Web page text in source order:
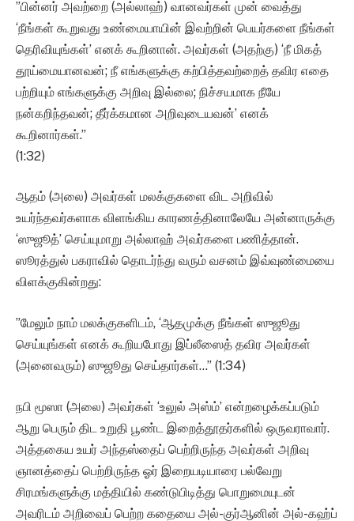
”பின்னர் அவற்றை (அல்லாஹ்) வானவர்கள் முன் வைத்து
‘நீங்கள் கூறுவது உண்மையாயின் இவற்றின் பெயர்களை நீங்கள்
தெரிவியுங்கள்’ எனக் கூறினான். அவர்கள் (அதற்கு) ‘நீ மிகத்
தூய்மையானவன்; நீ எங்களுக்கு கற்பித்தவற்றைத் தவிர எதை
பற்றியும் எங்களுக்கு அறிவு இல்லை; நிச்சயமாக நீயே
நன்கறிந்தவன்; தீர்க்கமான அறிவுடையவன்’ எனக்
கூறினார்கள்.”
(1:32)
ஆதம் (அலை) அவர்கள் மலக்குகளை விட அறிவில்
உயர்ந்தவர்களாக விளங்கிய காரணத்தினாலேயே அன்னாருக்கு
‘ஸுஜூத்’ செய்யுமாறு அல்லாஹ் அவர்களை பணித்தான்.
ஸூரத்துல் பகராவில் தொடர்ந்து வரும் வசனம் இவ்வுண்மையை
விளக்குகின்றது:
”மேலும் நாம் மலக்குகளிடம், ‘ஆதமுக்கு நீங்கள் ஸுஜூது
செய்யுங்கள் எனக் கூறியபோது இப்லீஸைத் தவிர அவர்கள்
(அனைவரும்) ஸுஜூது செய்தார்கள்…” (1:34)
நபி மூஸா (அலை) அவர்கள் ‘உலுல் அஸ்ம்’ என்றழைக்கப்படும்
ஆறு பெரும் திட உறுதி பூண்ட இறைத்தூதர்களில் ஒருவராவார்.
அத்தகைய உயர் அந்தஸ்தைப் பெற்றிருந்த அவர்கள் அறிவு
ஞானத்தைப் பெற்றிருந்த ஓர் இறையடியாரை பல்வேறு
சிரமங்களுக்கு மத்தியில் கண்டுபிடித்து பொறுமையுடன்
அவரிடம் அறிவைப் பெற்ற கதையை அல்-குர்ஆனின் அல்-கஹ்ப்